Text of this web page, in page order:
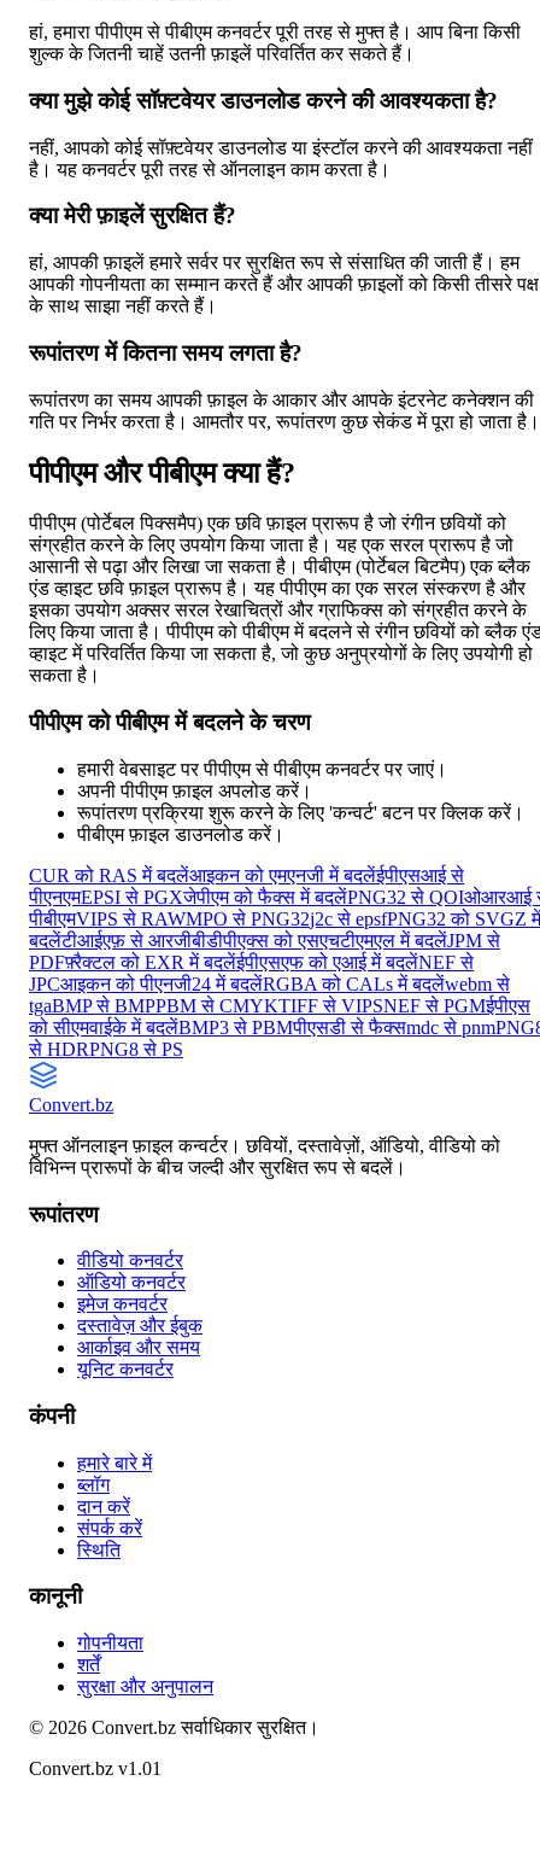
हां, हमारा पीपीएम से पीबीएम कनवर्टर पूरी तरह से मुफ्त है। आप बिना किसी
शुल्क के जितनी चाहें उतनी फ़ाइलें परिवर्तित कर सकते हैं।
क्या मुझे कोई सॉफ़्टवेयर डाउनलोड करने की आवश्यकता है?
नहीं, आपको कोई सॉफ़्टवेयर डाउनलोड या इंस्टॉल करने की आवश्यकता नहीं
है। यह कनवर्टर पूरी तरह से ऑनलाइन काम करता है।
क्या मेरी फ़ाइलें सुरक्षित हैं?
हां, आपकी फ़ाइलें हमारे सर्वर पर सुरक्षित रूप से संसाधित की जाती हैं। हम
आपकी गोपनीयता का सम्मान करते हैं और आपकी फ़ाइलों को किसी तीसरे पक्ष
के साथ साझा नहीं करते हैं।
रूपांतरण में कितना समय लगता है?
रूपांतरण का समय आपकी फ़ाइल के आकार और आपके इंटरनेट कनेक्शन की
गति पर निर्भर करता है। आमतौर पर, रूपांतरण कुछ सेकंड में पूरा हो जाता है।
पीपीएम और पीबीएम क्या हैं?
पीपीएम (पोर्टेबल पिक्समैप) एक छवि फ़ाइल प्रारूप है जो रंगीन छवियों को
संग्रहीत करने के लिए उपयोग किया जाता है। यह एक सरल प्रारूप है जो
आसानी से पढ़ा और लिखा जा सकता है। पीबीएम (पोर्टेबल बिटमैप) एक ब्लैक
एंड व्हाइट छवि फ़ाइल प्रारूप है। यह पीपीएम का एक सरल संस्करण है और
इसका उपयोग अक्सर सरल रेखाचित्रों और ग्राफिक्स को संग्रहीत करने के
लिए किया जाता है। पीपीएम को पीबीएम में बदलने से रंगीन छवियों को ब्लैक
व्हाइट में परिवर्तित किया जा सकता है, जो कुछ अनुप्रयोगों के लिए उपयोगी हो
सकता है।
पीपीएम को पीबीएम में बदलने के चरण
हमारी वेबसाइट पर पीपीएम से पीबीएम कनवर्टर पर जाएं।
अपनी पीपीएम फ़ाइल अपलोड करें।
रूपांतरण प्रक्रिया शुरू करने के लिए 'कन्वर्ट' बटन पर क्लिक करें।
पीबीएम फ़ाइल डाउनलोड करें।
CUR को RAS में बदलेंआइकन को एमएनजी में बदलेंईपीएसआई से
पीएनएमEPSI से PGXजेपीएम को फैक्स में बदलेंPNG32 से QOIओआरआई
पीबीएमVIPS से RAWMPO से PNG32j2c से epsfPNG32 को SVGZ में
बदलेंटीआईएफ़ से आरजीबीडीपीएक्स को एसएचटीएमएल में बदलेंJPM से
PDFफ़्रैक्टल को EXR में बदलेंईपीएसएफ को एआई में बदलेंNEF से
JPCआइकन को पीएनजी24 में बदलेंRGBA को CALs में बदलेंwebm से
tgaBMP से BMPPBM से CMYKTIFF से VIPSNEF से PGMईपीएस
को सीएमवाईके में बदलेंBMP3 से PBMपीएसडी से फैक्सmdc से pnm
से HDRPNG8 से PS
Convert.bz
मुफ्त ऑनलाइन फ़ाइल कन्वर्टर। छवियों, दस्तावेज़ों, ऑडियो, वीडियो को
विभिन्न प्रारूपों के बीच जल्दी और सुरक्षित रूप से बदलें।
रूपांतरण
वीडियो कनवर्टर
ऑडियो कनवर्टर
इमेज कनवर्टर
दस्तावेज़ और ईबुक
आर्काइव और समय
यूनिट कनवर्टर
कंपनी
हमारे बारे में
ब्लॉग
दान करें
संपर्क करें
स्थिति
कानूनी
गोपनीयता
शर्तें
सुरक्षा और अनुपालन
© 2026 Convert.bzसर्वाधिकार सुरक्षित।
Convert.bz v1.01